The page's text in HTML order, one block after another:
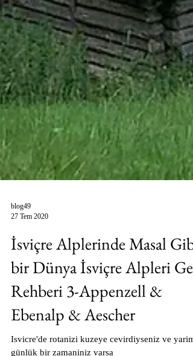
27 Tem 2020
İsviçre Alplerinde Masal Gibi
bir Dünya İsviçre Alpleri Gezi
Rehberi 3-Appenzell &
Ebenalp & Aescher